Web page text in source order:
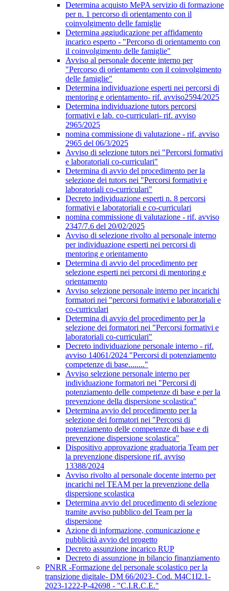
Determina acquisto MePA servizio di formazione
per n. 1 percorso di orientamento con il
coinvolgimento delle famiglie
Determina aggiudicazione per affidamento
incarico esperto - "Percorso di orientamento con
il coinvolgimento delle famiglie"
Avviso al personale docente interno per
"Percorso di orientamento con il coinvolgimento
delle famiglie"
Determina individuazione esperti nei percorsi di
mentoring e orientamento- rif. avviso2594/2025
Determina individuazione tutors percorsi
formativi e lab. co-curriculari- rif. avviso
2965/2025
nomina commissione di valutazione - rif. avviso
2965 del 06/3/2025
Avviso di selezione tutors nei "Percorsi formativi
e laboratoriali co-curriculari"
Determina di avvio del procedimento per la
selezione dei tutors nei "Percorsi formativi e
laboratoriali co-curriculari"
Decreto individuazione esperti n. 8 percorsi
formativi e laboratoriali e co-curriculari
nomina commissione di valutazione - rif. avviso
2347/7.6 del 20/02/2025
Avviso di selezione rivolto al personale interno
per individuazione esperti nei percorsi di
mentoring e orientamento
Determina di avvio del procedimento per
selezione esperti nei percorsi di mentoring e
orientamento
Avviso selezione personale interno per incarichi
formatori nei "percorsi formativi e laboratoriali e
co-curriculari
Determina di avvio del procedimento per la
selezione dei formatori nei "Percorsi formativi e
laboratoriali co-curriculari"
Decreto individuazione personale interno - rif.
avviso 14061/2024 "Percorsi di potenziamento
competenze di base........"
Avviso selezione personale interno per
individuazione formatori nei "Percorsi di
potenziamento delle competenze di base e per la
prevenzione della dispersione scolastica"
Determina avvio del procedimento per la
selezione dei formatori nei "Percorsi di
potenziamento delle competenze di base e di
prevenzione dispersione scolastica"
Dispositivo approvazione graduatoria Team per
la prevenzione dispersione rif. avviso
13388/2024
Avviso rivolto al personale docente interno per
incarichi nel TEAM per la prevenzione della
dispersione scolastica
Determina avvio del procedimento di selezione
tramite avviso pubblico del Team per la
dispersione
Azione di informazione, comunicazione e
pubblicità avvio del progetto
Decreto assunzione incarico RUP
Decreto di assunzione in bilancio finanziamento
PNRR -Formazione del personale scolastico per la
transizione digitale- DM 66/2023- Cod. M4C1I2.1-
2023-1222-P-42698 - "C.I.R.C.E."